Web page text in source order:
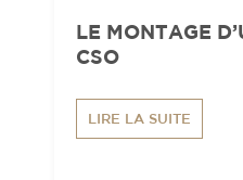
LE MONTAGE
CSO
LIRE LA SUITE